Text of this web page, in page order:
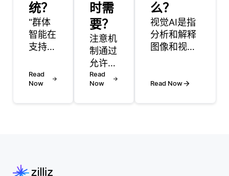
统？
"群体
智能在
支持去
系统中
扮演着
集体行
Read
Now
时需
要？
注意机
制通过
允许模
型在进
行预测
Read
Now
么？
视觉AI是指
分析和解释
图像和视频
技术，以执
Read Now